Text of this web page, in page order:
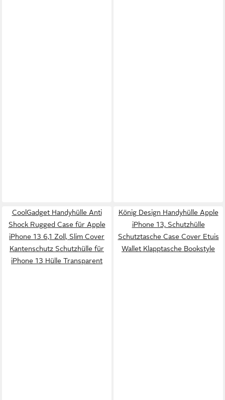
CoolGadget Handyhülle Anti
Shock Rugged Case für Apple
iPhone 13 6,1 Zoll, Slim Cover
Kantenschutz Schutzhülle für
iPhone 13 Hülle Transparent
König Design Handyhülle Apple
iPhone 13, Schutzhülle
Schutztasche Case Cover Etuis
Wallet Klapptasche Bookstyle